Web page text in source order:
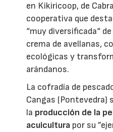
en Kikiricoop, de
cooperativa que
“muy diversificada“
crema de avellanas,
ecológicas y
arándanos.
La cofradía de
Cangas (Pontevedra)
la producción de la
acuicultura por su